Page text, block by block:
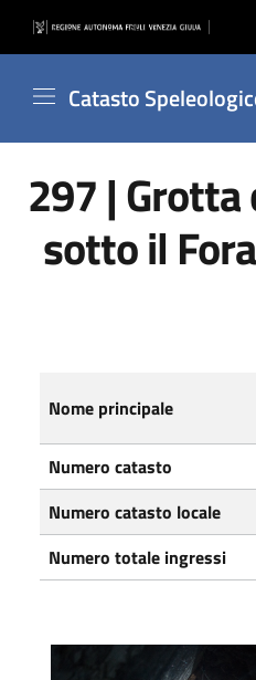
Catasto
297 | Grotta
sotto il
Nome principale
Numero catasto
Numero catasto locale
Numero totale ingressi